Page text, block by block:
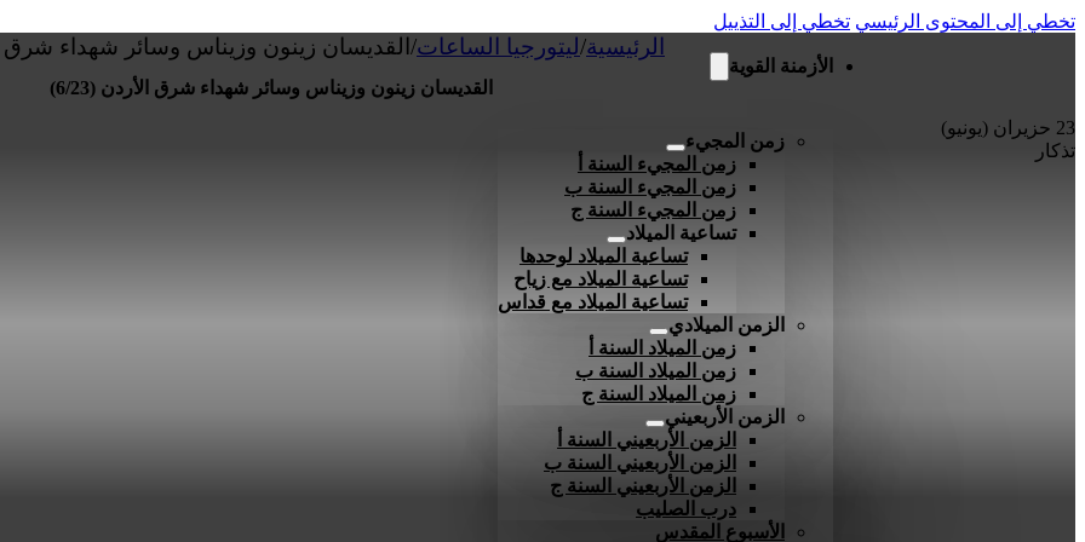
تخطي إلى المحتوى الرئيسي تخطي إلى التذييل
الأزمنة القوية
زمن المجيء
زمن المجيء السنة أ
زمن المجيء السنة ب
زمن المجيء السنة ج
تساعية الميلاد
تساعية الميلاد لوحدها
تساعية الميلاد مع زياح
تساعية الميلاد مع قداس
الزمن الميلادي
زمن الميلاد السنة أ
زمن الميلاد السنة ب
زمن الميلاد السنة ج
الزمن الأربعيني
الزمن الأربعيني السنة أ
الزمن الأربعيني السنة ب
الزمن الأربعيني السنة ج
درب الصليب
الأسبوع المقدس
الرئيسية/ليتورجيا الساعات/ القديسان زينون وزيناس وسائر شهداء شرق
القديسان زينون وزيناس وسائر شهداء شرق الأردن (6/23)
23 حزيران (يونيو)
تذكار